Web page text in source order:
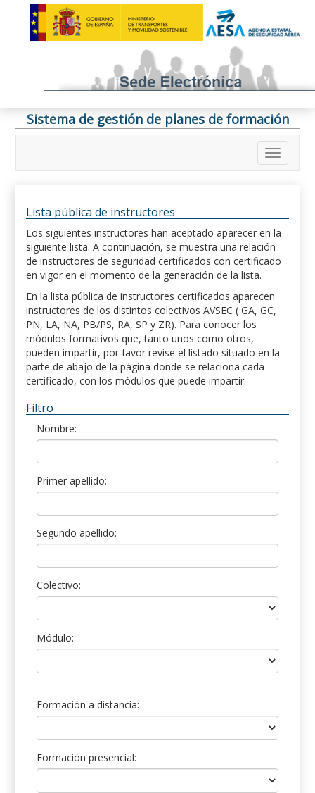
Sistema de gestión de planes de formación
Lista pública de instructores
Los siguientes instructores han aceptado aparecer en la
siguiente lista. A continuación, se muestra una relación
de instructores de seguridad certificados con certificado
en vigor en el momento de la generación de la lista.
En la lista pública de instructores certificados aparecen
instructores de los distintos colectivos AVSEC ( GA, GC,
PN, LA, NA, PB/PS, RA, SP y ZR). Para conocer los
módulos formativos que, tanto unos como otros,
pueden impartir, por favor revise el listado situado en la
parte de abajo de la página donde se relaciona cada
certificado, con los módulos que puede impartir.
Filtro
Nombre:
Primer apellido:
Segundo apellido:
Colectivo:
Módulo:
Formación a distancia:
Formación presencial: